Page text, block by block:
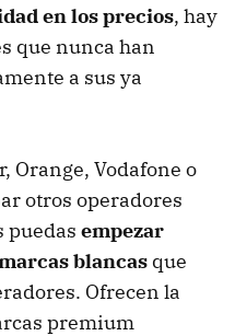
en los precios, hay
que nunca han
a sus ya
Orange, Vodafone o
otros operadores
puedas empezar
blancas que
Ofrecen la
premium